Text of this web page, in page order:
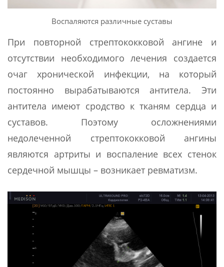
Воспаляются различные суставы
При повторной стрептококковой ангине и
отсутствии необходимого лечения создается
очаг хронической инфекции, на который
постоянно вырабатываются антитела. Эти
антитела имеют сродство к тканям сердца и
суставов. Поэтому осложнениями
недолеченной стрептококковой ангины
являются артриты и воспаление всех стенок
сердечной мышцы – возникает ревматизм.